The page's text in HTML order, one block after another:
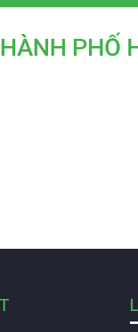
PHỐ